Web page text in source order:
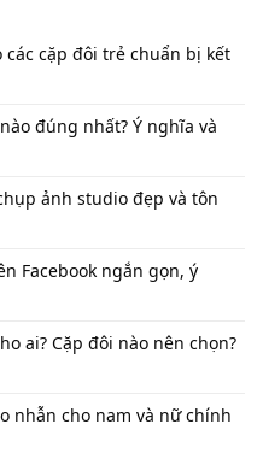
cặp đôi trẻ chuẩn bị kết
đúng nhất​? Ý nghĩa và
ảnh studio đẹp và tôn
Facebook​ ngắn gọn, ý
ai? Cặp đôi nào nên chọn?
nhẫn cho nam và nữ chính